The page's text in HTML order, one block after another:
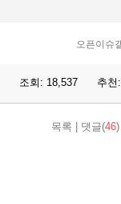
오픈이슈
조회: 18,537 추천:
목록 댓글(46)